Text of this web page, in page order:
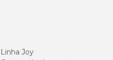
Linha Joy